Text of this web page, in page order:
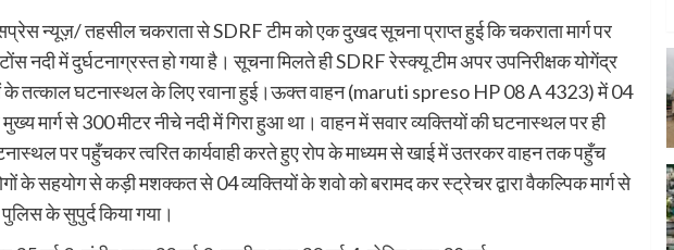
न्यूज़/ तहसील चकराता से SDRF टीम को एक दुखद सूचना प्राप्त हुई कि चकराता मार्ग पर
नदी में दुर्घटनाग्रस्त हो गया है। सूचना मिलते ही SDRF रेस्क्यू टीम अपर उपनिरीक्षक योगेंद्र
के तत्काल घटनास्थल के लिए रवाना हुई।ऊक्त वाहन (maruti spreso HP 08 A 4323) में 04
मार्ग से 300 मीटर नीचे नदी में गिरा हुआ था। वाहन में सवार व्यक्तियों की घटनास्थल पर ही
पर पहुँचकर त्वरित कार्यवाही करते हुए रोप के माध्यम से खाई में उतरकर वाहन तक पहुँच
के सहयोग से कड़ी मशक्कत से 04 व्यक्तियों के शवो को बरामद कर स्ट्रेचर द्वारा वैकल्पिक मार्ग से
के सुपुर्द किया गया।